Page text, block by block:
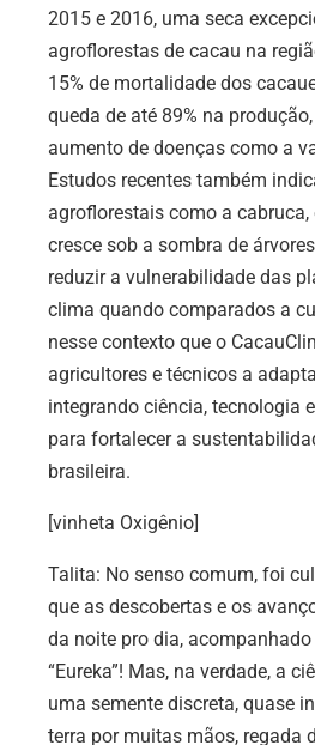
2015 e 2016, uma seca
agroflorestas de cacau na
15% de mortalidade dos
queda de até 89% na
aumento de doenças como a
Estudos recentes também
agroflorestais como a cabruca,
cresce sob a sombra de
reduzir a vulnerabilidade das
clima quando comparados a
nesse contexto que o
agricultores e técnicos a
integrando ciência, tecnologia
para fortalecer a
brasileira.
[vinheta Oxigênio]
Talita: No senso comum, foi
que as descobertas e os
da noite pro dia,
“Eureka”! Mas, na verdade, a
uma semente discreta, quase
terra por muitas mãos, regada